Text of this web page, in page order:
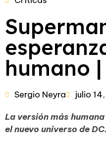
humano |
Sergio Neyra julio
La versión más
el nuevo universo de DC.